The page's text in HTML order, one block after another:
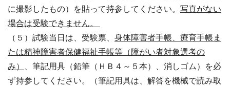
に撮影したもの）を貼って持参してください。 写真がない
場合は受験できません。
（５）試験当日は、受験票、 身体障害者手帳、療育手帳ま
たは精神障害者保健福祉手帳等（障がい者対象選考の
み）
、筆記用具（鉛筆（ＨＢ４～５本）、消しゴム）を必
ず持参してください。（筆記用具は、解答を機械で読み取